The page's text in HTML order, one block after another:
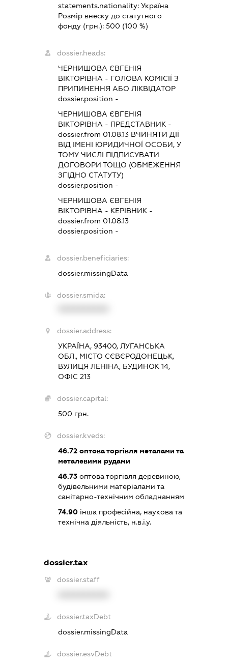
statements.nationality: Україна
Розмір внеску до статутного
фонду (грн.): 500 (100 %)
dossier.heads:
ЧЕРНИШОВА ЄВГЕНІЯ
ВІКТОРІВНА - ГОЛОВА КОМІСІЇ З
ПРИПИНЕННЯ АБО ЛІКВІДАТОР
dossier.position -
ЧЕРНИШОВА ЄВГЕНІЯ
ВІКТОРІВНА - ПРЕДСТАВНИК -
dossier.from 01.08.13ВЧИНЯТИ ДІЇ
ВІД ІМЕНІ ЮРИДИЧНОЇ ОСОБИ, У
ТОМУ ЧИСЛІ ПІДПИСУВАТИ
ДОГОВОРИ ТОЩО (ОБМЕЖЕННЯ
ЗГІДНО СТАТУТУ)
dossier.position -
ЧЕРНИШОВА ЄВГЕНІЯ
ВІКТОРІВНА - КЕРІВНИК -
dossier.from 01.08.13
dossier.position -
dossier.beneficiaries:
dossier.missingData
dossier.smida:
dossier.address:
УКРАЇНА, 93400, ЛУГАНСЬКА
ОБЛ., МІСТО СЄВЄРОДОНЕЦЬК,
ВУЛИЦЯ ЛЕНІНА, БУДИНОК 14,
ОФІС 213
dossier.capital:
500 грн.
dossier.kveds:
46.72оптова торгівля металами та
металевими рудами
46.73оптова торгівля деревиною,
будівельними матеріалами та
санітарно-технічним обладнанням
74.90інша професійна, наукова та
технічна діяльність, н.в.і.у.
dossier.tax
dossier.staff
dossier.taxDebt
dossier.missingData
dossier.esvDebt